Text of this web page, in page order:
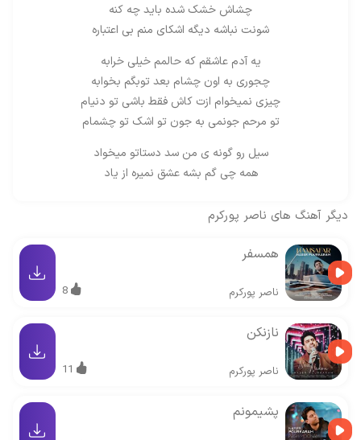
چشاش خشک شده باید چه کنه
شونت نباشه دیگه اشکای منم بی اعتباره
یه آدم عاشقم که حالمم خیلی خرابه
چجوری به اون چشام بعد توبگم بخوابه
چیزی نمیخوام ازت کاش فقط باشی تو دنیام
تو مرحم جونمی به جون تو اشک تو چشمام
سیل رو گونه ی من سد دستاتو میخواد
همه چی گم بشه عشق نمیره از یاد
دیگر آهنگ های ناصر پورکرم
همسفر
ناصر پورکرم 8
نازنکن
ناصر پورکرم 11
پشیمونم